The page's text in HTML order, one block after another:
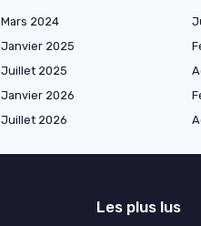
Mars 2024
Janvier 2025
Juillet 2025
Janvier 2026
Juillet 2026
Les plus lus